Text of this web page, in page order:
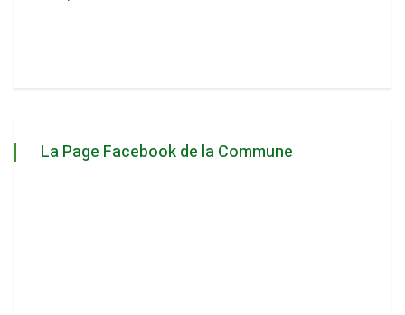
La Page Facebook de la Commune